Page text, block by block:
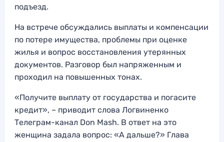
подъезд.
На встрече обсуждались выплаты и компенсации
по потере имущества, проблемы при оценке
жилья и вопрос восстановления утерянных
документов. Разговор был напряженным и
проходил на повышенных тонах.
«Получите выплату от государства и погасите
кредит», – приводит слова Логвиненко
Телеграм-канал Don Mash. В ответ на это
женщина задала вопрос: «А дальше?» Глава